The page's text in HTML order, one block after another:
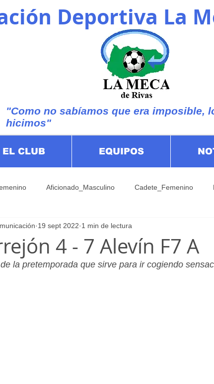
Deportiva La
"Como no sabíamos que era imposible,
hicimos"
EL CLUB EQUIPOS
Aficionado_Masculino Cadete_Femenino
Juvenil_Femenino
Juvenil_Masculino Alevin_Masculino Psicología
4 - 7 Alevín F7 A
19 sept 2022 1 min de lectura
la pretemporada que sirve para ir cogiendo